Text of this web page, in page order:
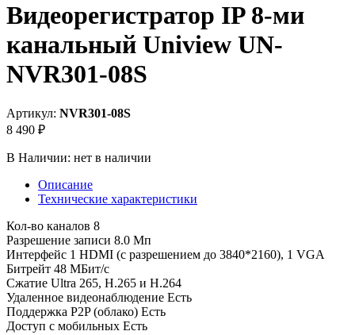
Видеорегистратор IP 8-ми
канальный Uniview UN-
NVR301-08S
Артикул: NVR301-08S
8 490 ₽
В Наличии: нет в наличии
Описание
Технические характеристики
Кол-во каналов 8
Разрешение записи 8.0 Мп
Интерфейс 1 HDMI (с разрешением до 3840*2160), 1 VGA
Битрейт 48 МБит/с
Сжатие Ultra 265, H.265 и H.264
Удаленное видеонаблюдение Есть
Поддержка P2P (облако) Есть
Доступ с мобильных Есть